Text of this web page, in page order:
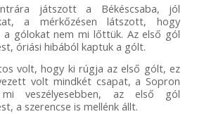
játszott a Békéscsaba, jól
a mérkőzésen látszott, hogy
a gólokat nem mi lőttük. Az első gól
óriási hibából kaptuk a gólt.
volt, hogy ki rúgja az első gólt, ez
volt mindkét csapat, a Sopron
veszélyesebben, az első gól
a szerencse is mellénk állt.